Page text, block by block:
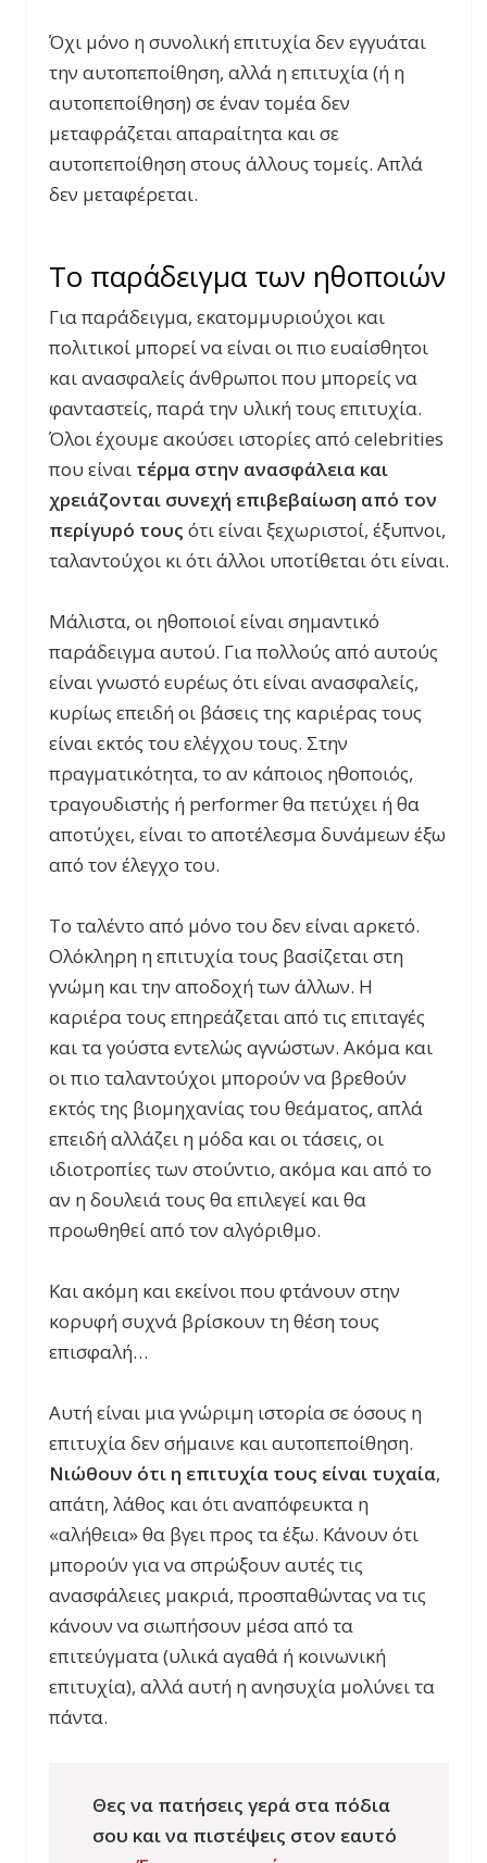
Όχι μόνο η συνολική επιτυχία δεν εγγυάται
την αυτοπεποίθηση, αλλά η επιτυχία (ή η
αυτοπεποίθηση) σε έναν τομέα δεν
μεταφράζεται απαραίτητα και σε
αυτοπεποίθηση στους άλλους τομείς. Απλά
δεν μεταφέρεται.
Το παράδειγμα των ηθοποιών
Για παράδειγμα, εκατομμυριούχοι και
πολιτικοί μπορεί να είναι οι πιο ευαίσθητοι
και ανασφαλείς άνθρωποι που μπορείς να
φανταστείς, παρά την υλική τους επιτυχία.
Όλοι έχουμε ακούσει ιστορίες από celebrities
που είναι τέρμα στην ανασφάλεια και
χρειάζονται συνεχή επιβεβαίωση από τον
περίγυρό τους ότι είναι ξεχωριστοί, έξυπνοι,
ταλαντούχοι κι ότι άλλοι υποτίθεται ότι είναι.
Μάλιστα, οι ηθοποιοί είναι σημαντικό
παράδειγμα αυτού. Για πολλούς από αυτούς
είναι γνωστό ευρέως ότι είναι ανασφαλείς,
κυρίως επειδή οι βάσεις της καριέρας τους
είναι εκτός του ελέγχου τους. Στην
πραγματικότητα, το αν κάποιος ηθοποιός,
τραγουδιστής ή performer θα πετύχει ή θα
αποτύχει, είναι το αποτέλεσμα δυνάμεων έξω
από τον έλεγχο του.
Το ταλέντο από μόνο του δεν είναι αρκετό.
Ολόκληρη η επιτυχία τους βασίζεται στη
γνώμη και την αποδοχή των άλλων. Η
καριέρα τους επηρεάζεται από τις επιταγές
και τα γούστα εντελώς αγνώστων. Ακόμα και
οι πιο ταλαντούχοι μπορούν να βρεθούν
εκτός της βιομηχανίας του θεάματος, απλά
επειδή αλλάζει η μόδα και οι τάσεις, οι
ιδιοτροπίες των στούντιο, ακόμα και από το
αν η δουλειά τους θα επιλεγεί και θα
προωθηθεί από τον αλγόριθμο.
Και ακόμη και εκείνοι που φτάνουν στην
κορυφή συχνά βρίσκουν τη θέση τους
επισφαλή…
Αυτή είναι μια γνώριμη ιστορία σε όσους η
επιτυχία δεν σήμαινε και αυτοπεποίθηση.
Νιώθουν ότι η επιτυχία τους είναι τυχαία,
απάτη, λάθος και ότι αναπόφευκτα η
«αλήθεια» θα βγει προς τα έξω. Κάνουν ότι
μπορούν για να σπρώξουν αυτές τις
ανασφάλειες μακριά, προσπαθώντας να τις
κάνουν να σιωπήσουν μέσα από τα
επιτεύγματα (υλικά αγαθά ή κοινωνική
επιτυχία), αλλά αυτή η ανησυχία μολύνει τα
πάντα.
Θες να πατήσεις γερά στα πόδια
σου και να πιστέψεις στον εαυτό